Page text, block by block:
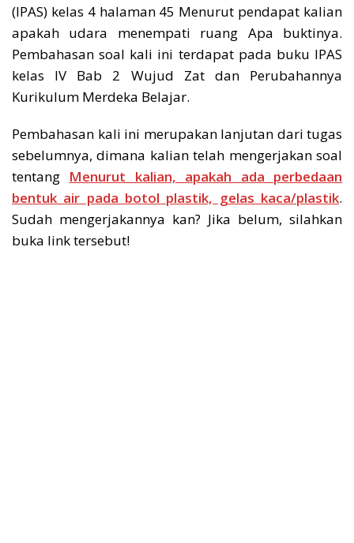
(IPAS) kelas 4 halaman 45 Menurut pendapat kalian
apakah udara menempati ruang Apa buktinya.
Pembahasan soal kali ini terdapat pada buku IPAS
kelas IV Bab 2 Wujud Zat dan Perubahannya
Kurikulum Merdeka Belajar.
Pembahasan kali ini merupakan lanjutan dari tugas
sebelumnya, dimana kalian telah mengerjakan soal
tentang Menurut kalian, apakah ada perbedaan
bentuk air pada botol plastik, gelas kaca/plastik.
Sudah mengerjakannya kan? Jika belum, silahkan
buka link tersebut!